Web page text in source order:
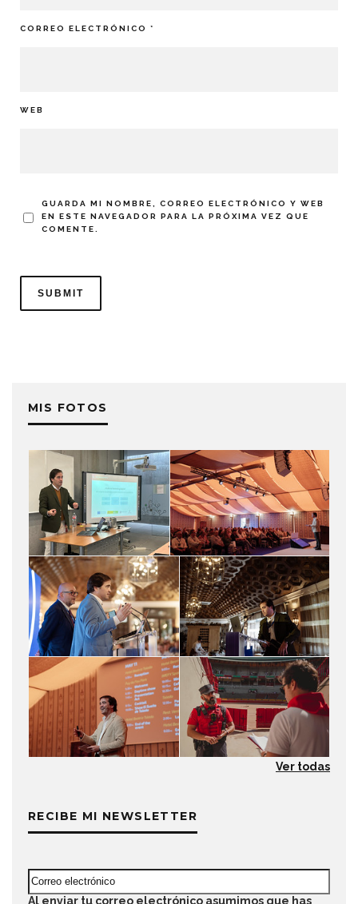
CORREO ELECTRÓNICO *
WEB
GUARDA MI NOMBRE, CORREO ELECTRÓNICO Y WEB
EN ESTE NAVEGADOR PARA LA PRÓXIMA VEZ QUE
COMENTE.
MIS FOTOS
Ver todas
RECIBE MI NEWSLETTER
Al enviar tu correo electrónico asumimos que has